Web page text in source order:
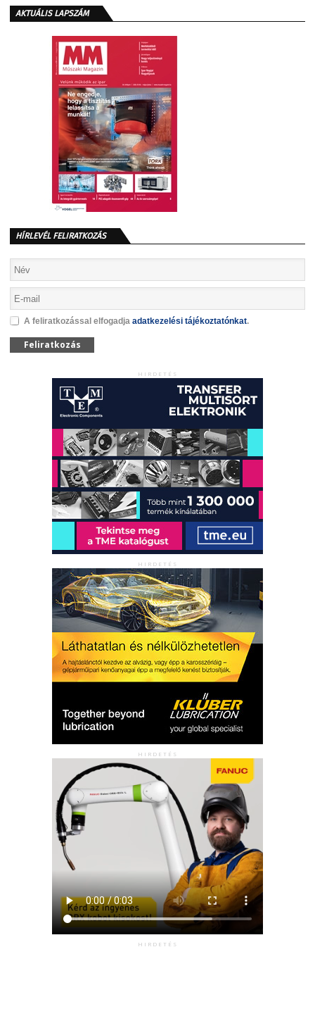
AKTUÁLIS LAPSZÁM
HÍRLEVÉL FELIRATKOZÁS
A feliratkozással elfogadja adatkezelési tájékoztatónkat.
Feliratkozás
HIRDETÉS
HIRDETÉS
HIRDETÉS
HIRDETÉS